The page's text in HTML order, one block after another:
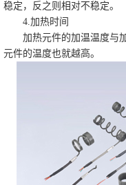
稳定，反之则相对不稳定。
4.加热时间
加热元件的加温温度与加
元件的温度也就越高。